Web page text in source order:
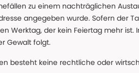
zu einem nachträglichen
angegeben wurde. Sofern der
Werktag, der kein Feiertag mehr
Gewalt folgt.
besteht keine rechtliche oder